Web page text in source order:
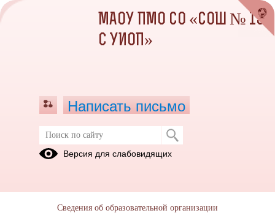
Профилактика социальных болезней
(ВИЧ и СПИДа)
МАОУ ПМО СО «СОШ № 13
С УИОП»
Написать письмо
Версия для слабовидящих
Сведения об образовательной организации